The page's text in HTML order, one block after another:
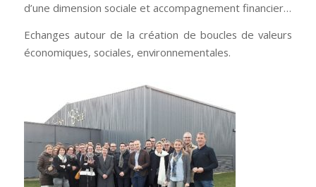
d’une dimension sociale et accompagnement financier…
Echanges autour de la création de boucles de valeurs
économiques, sociales, environnementales.